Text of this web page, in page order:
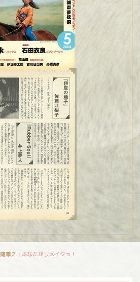
随筆２ | あなたがリメイクっ！